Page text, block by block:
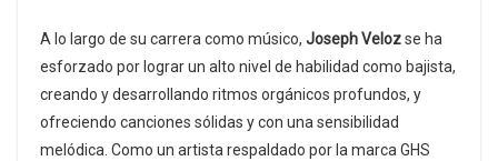
A lo largo de su carrera como músico, Joseph Velozse ha
esforzado por lograr un alto nivel de habilidad como bajista,
creando y desarrollando ritmos orgánicos profundos, y
ofreciendo canciones sólidas y con una sensibilidad
melódica. Como un artista respaldado por la marca GHS